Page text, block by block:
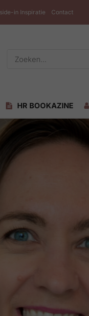
in Inspiratie Contact
HR BOOKAZINE